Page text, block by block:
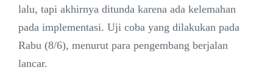
lalu, tapi akhirnya ditunda karena ada kelemahan
pada implementasi. Uji coba yang dilakukan pada
Rabu (8/6), menurut para pengembang berjalan
lancar.